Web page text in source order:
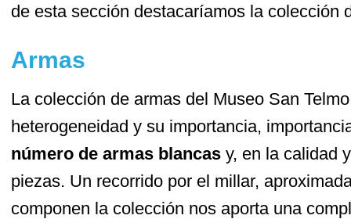
de esta sección destacaríamos la colección
Armas
La colección de armas del Museo San
heterogeneidad y su importancia,
número de armas blancas y, en la calidad
piezas. Un recorrido por el millar,
componen la colección nos aporta una